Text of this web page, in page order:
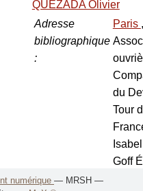
QUEZADA Olivier
Adresse
bibliographique
:
Paris ,
du
Tour
Goff
numérique — MRSH —